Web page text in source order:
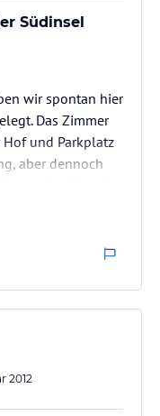
Südinsel
wir spontan hier
Das Zimmer
und Parkplatz
aber dennoch
Besitzerin
und hat
2012